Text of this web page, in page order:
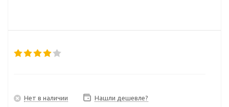
Нет в наличии Нашли дешевле?